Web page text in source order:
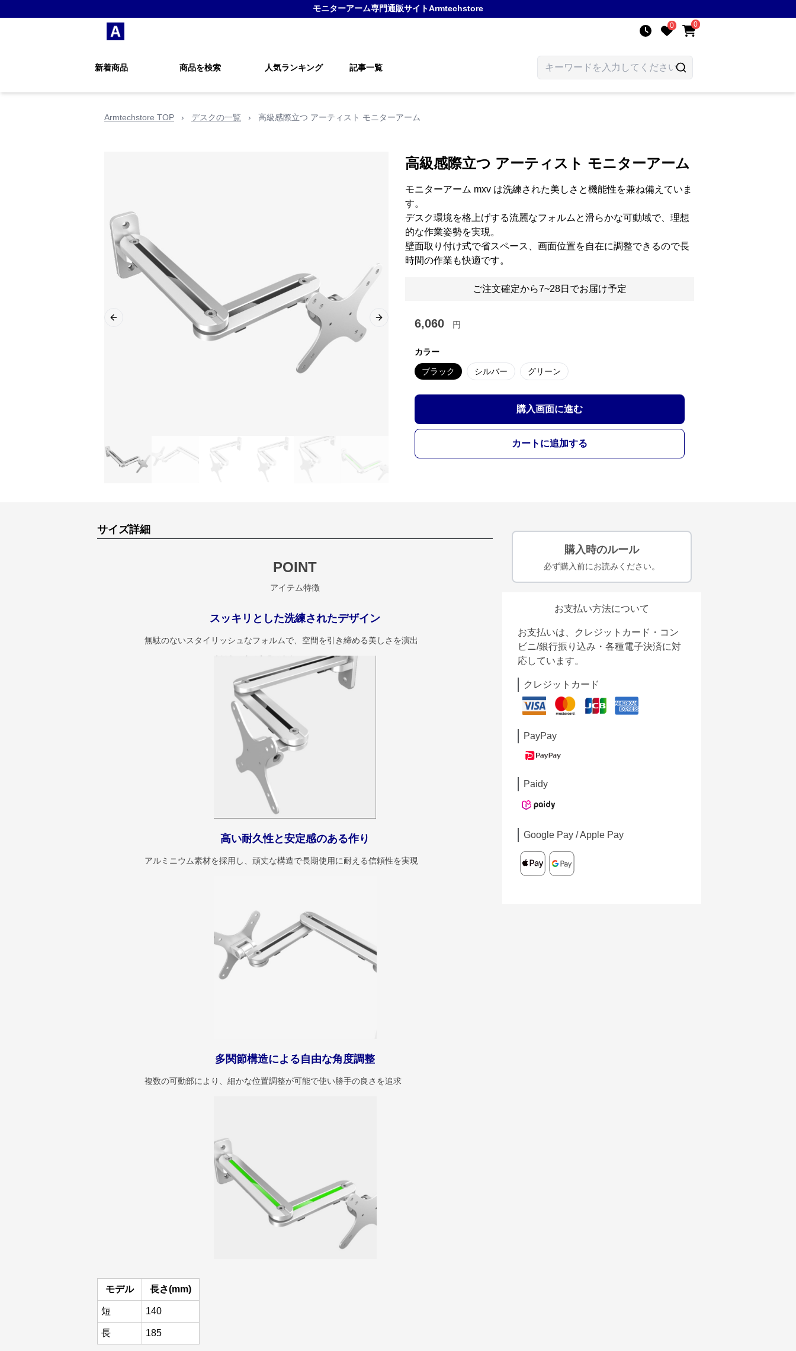
モニターアーム専門通販サイトArmtechstore
0 0
新着商品 商品を検索 人気ランキング 記事一覧
Armtechstore TOP › デスクの一覧 › 高級感際立つ アーティスト モニターアーム
Previous slide Next slide
高級感際立つ アーティスト モニターアーム
モニターアーム mxv は洗練された美しさと機能性を兼ね備えていま
す。
デスク環境を格上げする流麗なフォルムと滑らかな可動域で、理想
的な作業姿勢を実現。
壁面取り付け式で省スペース、画面位置を自在に調整できるので長
時間の作業も快適です。
ご注文確定から7~28日でお届け予定
6,060 円
カラー
ブラック シルバー グリーン
購入画面に進む
カートに追加する
サイズ詳細
POINT
アイテム特徴
スッキリとした洗練されたデザイン
無駄のないスタイリッシュなフォルムで、空間を引き締める美しさを演出
高い耐久性と安定感のある作り
アルミニウム素材を採用し、頑丈な構造で長期使用に耐える信頼性を実現
多関節構造による自由な角度調整
複数の可動部により、細かな位置調整が可能で使い勝手の良さを追求
モデル 長さ(mm)
短 140
長 185
購入時のルール
必ず購入前にお読みください。
お支払い方法について
お支払いは、クレジットカード・コン
ビニ/銀行振り込み・各種電子決済に対
応しています。
クレジットカード
PayPay
Paidy
Google Pay / Apple Pay